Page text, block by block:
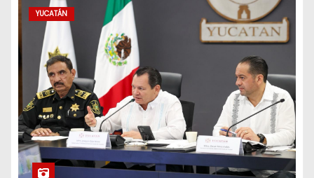
YUCATÁN